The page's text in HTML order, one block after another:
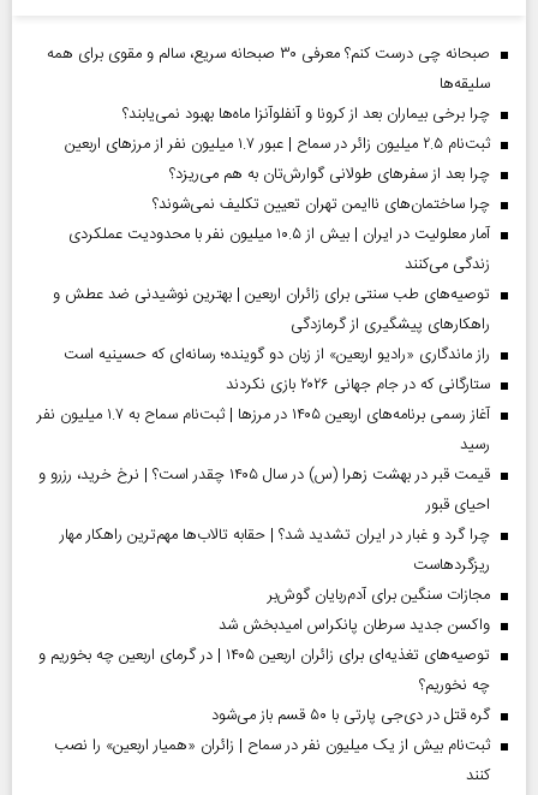
صبحانه چی درست کنم؟ معرفی ۳۰ صبحانه سریع، سالم و مقوی برای همه
سلیقه‌ها
چرا برخی بیماران بعد از کرونا و آنفلوآنزا ماه‌ها بهبود نمی‌یابند؟
ثبت‌نام ۲.۵ میلیون زائر در سماح | عبور ۱.۷ میلیون نفر از مرز‌های اربعین
چرا بعد از سفرهای طولانی گوارش‌تان به هم می‌ریزد؟
چرا ساختمان‌های ناایمن تهران تعیین تکلیف نمی‌شوند؟
آمار معلولیت در ایران | بیش از ۱۰.۵ میلیون نفر با محدودیت عملکردی
زندگی می‌کنند
توصیه‌های طب سنتی برای زائران اربعین | بهترین نوشیدنی ضد عطش و
راهکارهای پیشگیری از گرمازدگی
راز ماندگاری «رادیو اربعین» از زبان دو گوینده؛ رسانه‌ای که حسینیه است
ستارگانی که در جام جهانی ۲۰۲۶ بازی نکردند
آغاز رسمی برنامه‌های اربعین ۱۴۰۵ در مرز‌ها | ثبت‌نام سماح به ۱.۷ میلیون نفر
رسید
قیمت قبر در بهشت زهرا (س) در سال ۱۴۰۵ چقدر است؟ | نرخ خرید، رزرو و
احیای قبور
چرا گرد و غبار در ایران تشدید شد؟ | حقابه تالاب‌ها مهم‌ترین راهکار مهار
ریزگردهاست
مجازات سنگین برای آدم‌ربایان گوش‌بر
واکسن جدید سرطان پانکراس امیدبخش شد
توصیه‌های تغذیه‌ای برای زائران اربعین ۱۴۰۵ | در گرمای اربعین چه بخوریم و
چه نخوریم؟
گره قتل در دی‌جی پارتی با ۵۰ قسم باز می‌شود
ثبت‌نام بیش از یک میلیون نفر در سماح | زائران «همیار اربعین» را نصب
کنند